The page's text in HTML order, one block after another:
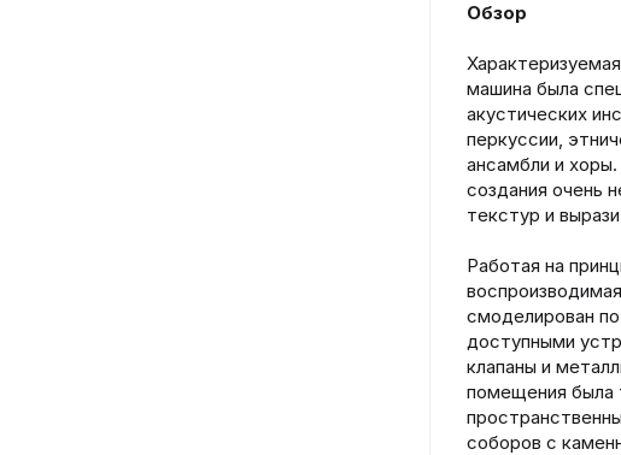
Обзор
машина была
акустических
перкуссии,
ансамбли и
создания очень
текстур и
Работая на
смоделирован
доступными
клапаны и
помещения была
соборов с